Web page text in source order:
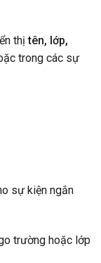
thịtên, lớp,
trong các sự
sự kiện ngắn
trường hoặc lớp